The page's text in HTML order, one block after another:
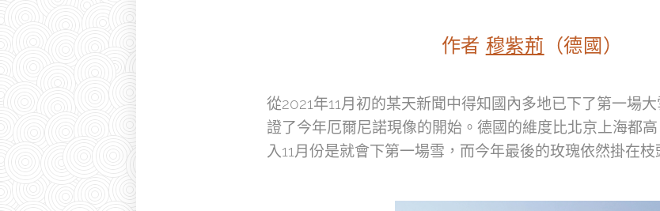
作者 穆紫荊 （德國）
從2021年11月初的某天新聞中得知國內多地已下了第一場
證了今年厄爾尼諾現像的開始。德國的維度比北京上海都
入11月份是就會下第一場雪，而今年最後的玫瑰依然掛在枝